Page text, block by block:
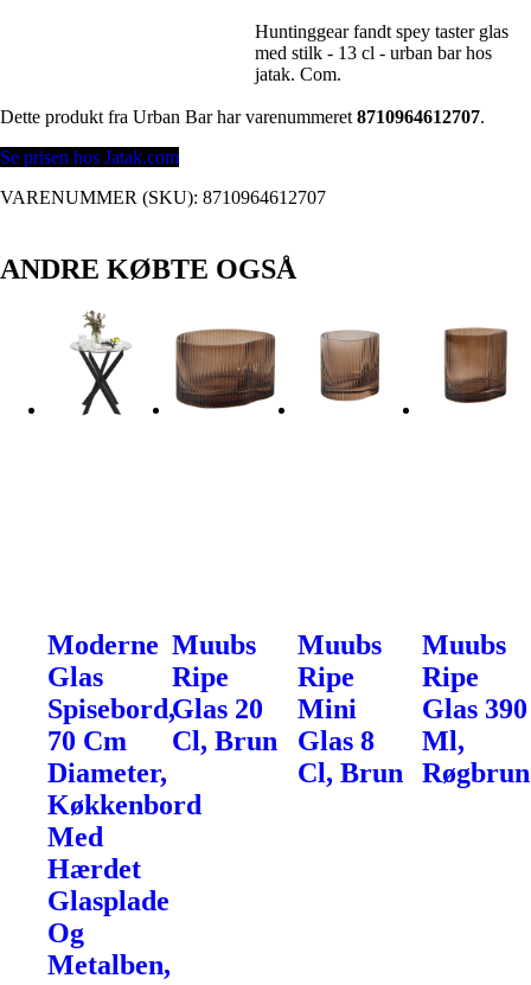
Huntinggear fandt spey taster glas
med stilk - 13 cl - urban bar hos
jatak. Com.
Dette produkt fra Urban Bar har varenummeret 8710964612707.
Se prisen hos Jatak.com
VARENUMMER (SKU): 8710964612707
ANDRE KØBTE OGSÅ
Moderne
Glas
Spisebord,
70 Cm
Diameter,
Køkkenbord
Med
Hærdet
Glasplade
Og
Metalben,
Muubs
Ripe
Glas 20
Cl, Brun
Muubs
Ripe
Mini
Glas 8
Cl, Brun
Muubs
Ripe
Glas 390
Ml,
Røgbrun